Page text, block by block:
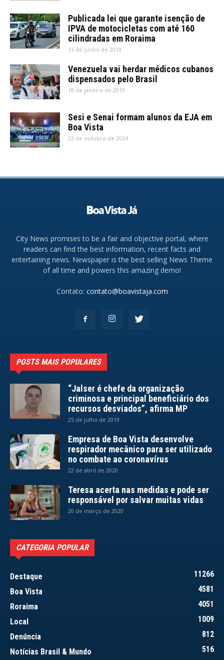
Publicada lei que garante isenção de
IPVA de motocicletas com até 160
cilindradas em Roraima
13 de junho de 2019
Venezuela vai herdar médicos cubanos
dispensados pelo Brasil
18 de janeiro de 2019
Sesi e Senai formam alunos da EJA em
Boa Vista
23 de outubro de 2024
City News promises to be a fair and objective portal, where
readers can find the best information, recent facts and
entertaining news. Newspaper is the best selling News Theme
of all time and powers this amazing demo!
Contato: contato@boavistaja.com
POSTS MAIS POPULARES
“Jalser é chefe da organização
criminosa e principal beneficiário dos
recursos desviados”, afirma MP
25 de julho de 2019
Empresa de Boa Vista desenvolve
respirador mecânico para ser utilizado
no combate ao coronavírus
22 de abril de 2020
Teresa acerta nas medidas e pode ser
responsável por salvar muitas vidas
20 de março de 2020
CATEGORIA POPULAR
Destaque
11266
Boa Vista
4581
Roraima
4051
Local
1009
Denúncia
812
Notícias Brasil & Mundo
516